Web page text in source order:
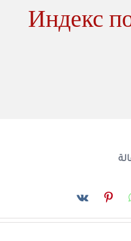
Индекс